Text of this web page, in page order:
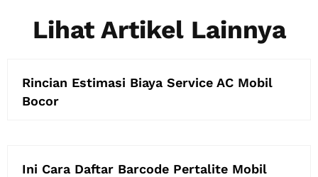
Lihat Artikel Lainnya
Rincian Estimasi Biaya Service AC Mobil
Bocor
Ini Cara Daftar Barcode Pertalite Mobil